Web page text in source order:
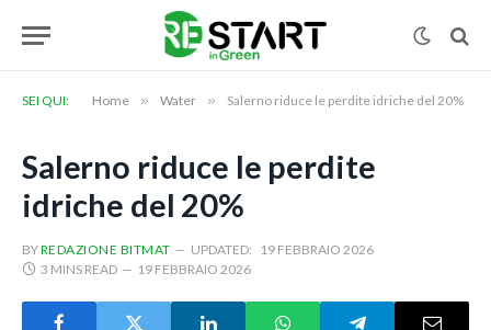
SEI QUI: Home » Water » Salerno riduce le perdite idriche del 20%
Salerno riduce le perdite
idriche del 20%
BYREDAZIONE BITMAT UPDATED:
19 FEBBRAIO 2026
3 MINS READ
19 FEBBRAIO 2026